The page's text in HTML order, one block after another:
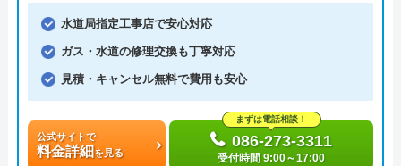
水道局指定工事店で安心対応
ガス・水道の修理交換も丁寧対応
見積・キャンセル無料で費用も安心
公式サイトで
料金詳細を見る
まずは電話相談！
086-273-3311
受付時間 9:00～17:00